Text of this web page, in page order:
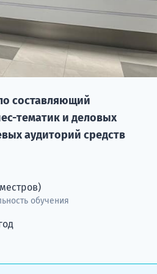
составляющий
тематик и деловых
аудиторий средств
обучения